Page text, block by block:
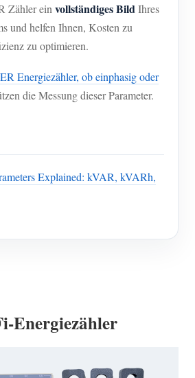
Zähler einvollständiges BildIhres
und helfen Ihnen, Kosten zu
zu optimieren.
Energiezähler, ob einphasig oder
die Messung dieser Parameter.
Explained: kVAR, kVARh,
Energiezähler